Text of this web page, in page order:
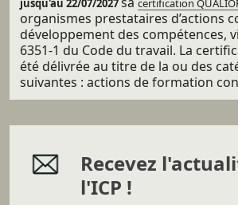
jusqu'au 22/07/2027
certification
organismes prestataires d’actions
développement des compétences,
6351-1 du Code du travail. La
été délivrée au titre de la ou des
suivantes : actions de formation
Recevez
l'ICP !